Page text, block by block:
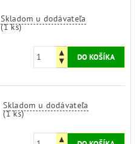
Skladom u dodávateľa
(1 ks)
Skladom u dodávateľa
(1 ks)